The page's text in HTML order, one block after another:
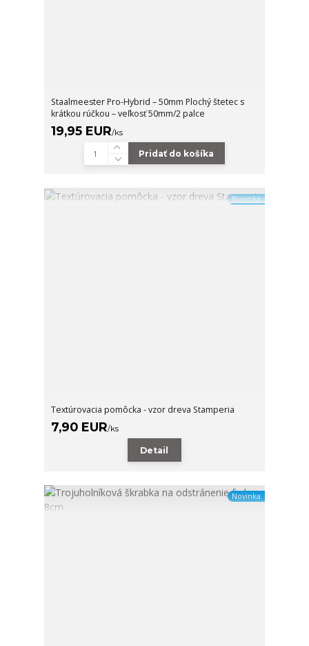
Staalmeester Pro-Hybrid – 50mm Plochý štetec s
krátkou rúčkou – veľkosť 50mm/2 palce
19,95 EUR/ks
Pridať do košíka
Novinka
Textúrovacia pomôcka - vzor dreva Stamperia
7,90 EUR/ks
Detail
Novinka